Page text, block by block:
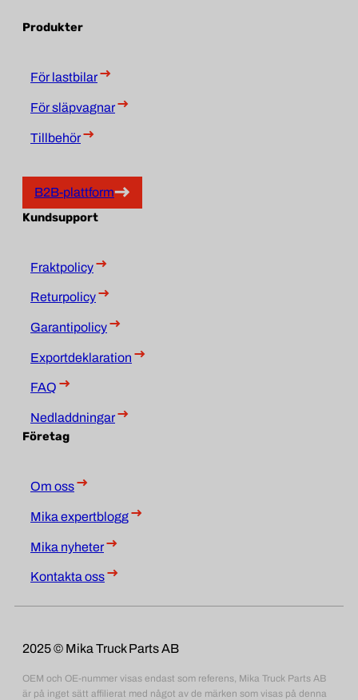
Produkter
För lastbilar
För släpvagnar
Tillbehör
B2B-plattform
Kundsupport
Fraktpolicy
Returpolicy
Garantipolicy
Exportdeklaration
FAQ
Nedladdningar
Företag
Om oss
Mika expertblogg
Mika nyheter
Kontakta oss
2025 © Mika Truck Parts AB
OEM och OE-nummer visas endast som referens, Mika Truck Parts AB
är på inget sätt affilierat med något av de märken som visas på denna